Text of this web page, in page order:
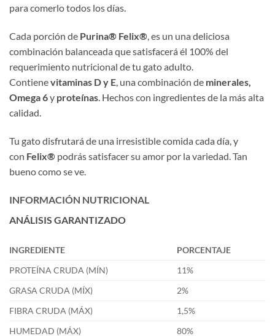
para comerlo todos los días.
Cada porción de Purina® Felix®, es un una deliciosa
combinación balanceada que satisfacerá él 100% del
requerimiento nutricional de tu gato adulto.
Contienevitaminas D y E, una combinación de minerales,
Omega 6y proteínas. Hechos con ingredientes de la más alta
calidad.
Tu gato disfrutará de una irresistible comida cada día, y
con Felix® podrás satisfacer su amor por la variedad. Tan
bueno como se ve.
INFORMACIÓN NUTRICIONAL
ANÁLISIS GARANTIZADO
INGREDIENTE
PORCENTAJE
PROTEÍNA CRUDA (MÍN)
11%
GRASA CRUDA (MÍX)
2%
FIBRA CRUDA (MÁX)
1,5%
HUMEDAD (MÁX)
80%